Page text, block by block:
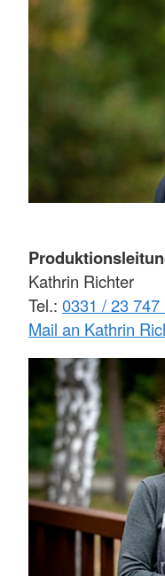
Kathrin Richter
Tel.: 0331 / 23 747
Mail an Kathrin